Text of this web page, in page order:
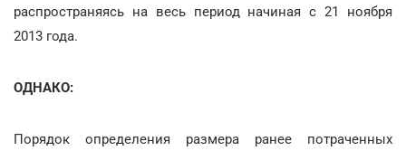
распространяясь на весь период начиная с 21 ноября
2013 года.
ОДНАКО:
Порядок определения размера ранее потраченных